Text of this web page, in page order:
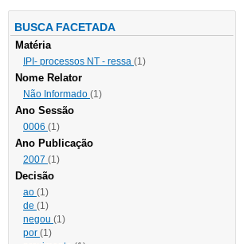
BUSCA FACETADA
Matéria
IPI- processos NT - ressa (1)
Nome Relator
Não Informado (1)
Ano Sessão
0006 (1)
Ano Publicação
2007 (1)
Decisão
ao (1)
de (1)
negou (1)
por (1)